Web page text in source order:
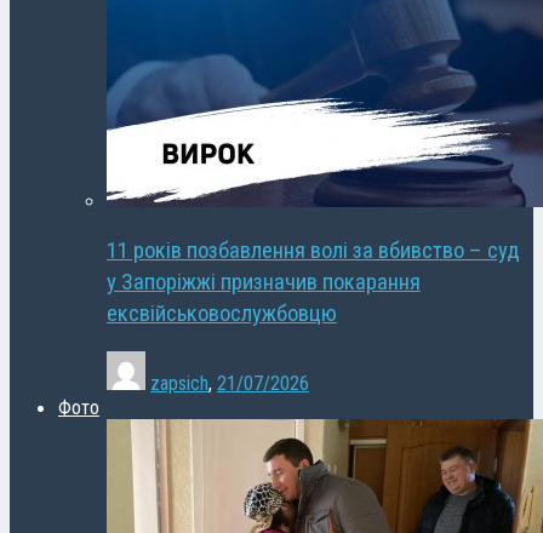
11 років позбавлення волі за вбивство – суд
у Запоріжжі призначив покарання
ексвійськовослужбовцю
zapsich, 21/07/2026
Фото